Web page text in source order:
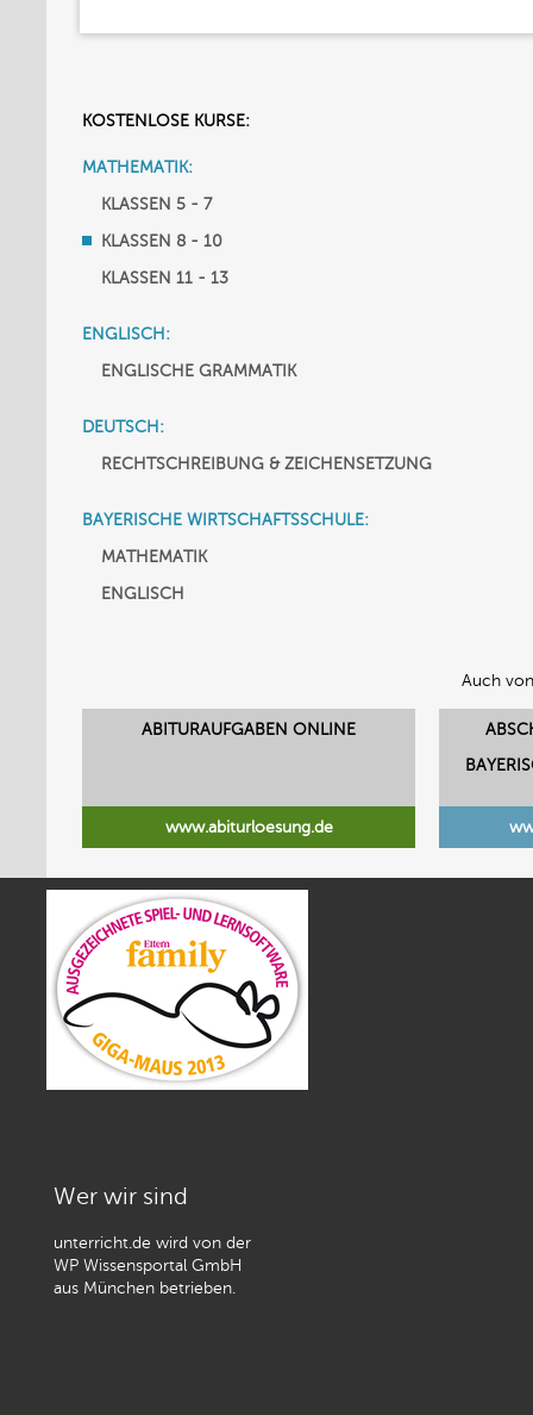
KOSTENLOSE KURSE:
MATHEMATIK:
KLASSEN 5 - 7
KLASSEN 8 - 10
KLASSEN 11 - 13
ENGLISCH:
ENGLISCHE GRAMMATIK
DEUTSCH:
RECHTSCHREIBUNG & ZEICHENSETZUNG
BAYERISCHE WIRTSCHAFTSSCHULE:
MATHEMATIK
ENGLISCH
Auch
ABITURAUFGABEN ONLINE
www.abiturloesung.de
Wer wir sind
unterricht.de wird von der
WP Wissensportal GmbH
aus München betrieben.